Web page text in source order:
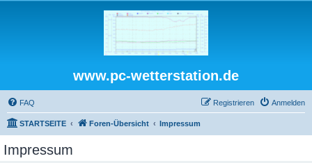
www.pc-wetterstation.de
FAQ Anmelden
Registrieren
STARTSEITE Foren-Übersicht Impressum
Impressum